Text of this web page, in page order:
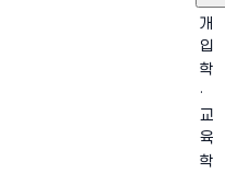
개
입
학
·
교
육
학